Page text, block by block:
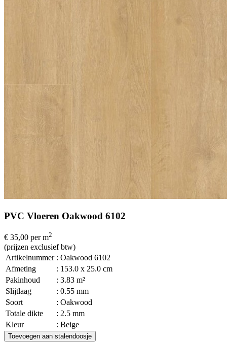
PVC Vloeren Oakwood 6102
€ 35,00 per m2
(prijzen exclusief btw)
Artikelnummer : Oakwood 6102
Afmeting
: 153.0 x 25.0 cm
Pakinhoud
: 3.83 m²
Slijtlaag
: 0.55 mm
Soort
: Oakwood
Totale dikte
: 2.5 mm
Kleur
: Beige
Toevoegen aan stalendoosje